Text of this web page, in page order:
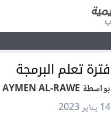
فترة تعلم البرمجة
بواسطة AYMEN AL-RAWE
14 يناير 2023